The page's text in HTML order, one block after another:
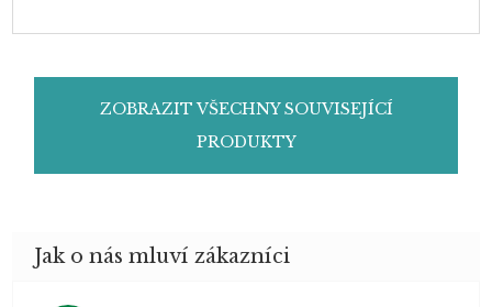
ZOBRAZIT VŠECHNY SOUVISEJÍCÍ
PRODUKTY